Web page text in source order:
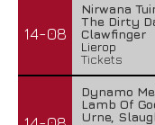
14-08
Nirwana
The Dirty
Clawfinger
Lierop
Tickets
Dynamo
Lamb Of
Urne,